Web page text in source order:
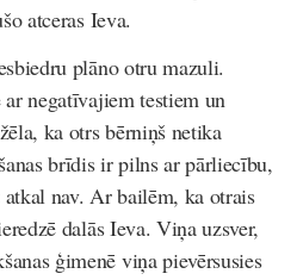
atceras Ieva.
plāno otru mazuli.
negatīvajiem testiem un
ka otrs bērniņš netika
brīdis ir pilns ar pārliecību,
nav. Ar bailēm, ka otrais
dalās Ieva. Viņa uzsver,
ģimenē viņa pievērsusies